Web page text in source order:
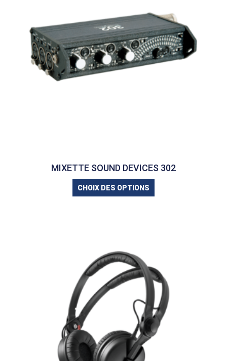
MIXETTE SOUND DEVICES 302
CHOIX DES OPTIONS